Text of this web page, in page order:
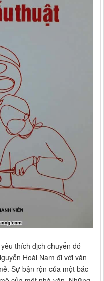
thích dịch chuyển đó
Hoài Nam đi với văn
Sự bận rộn của một bác